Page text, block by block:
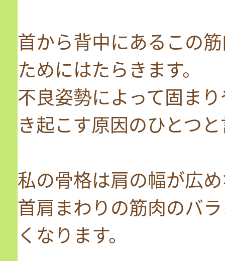
首から背中にあるこの
ためにはたらきます。
不良姿勢によって固ま
き起こす原因のひとつ
私の骨格は肩の幅が広
首肩まわりの筋肉のバ
くなります。